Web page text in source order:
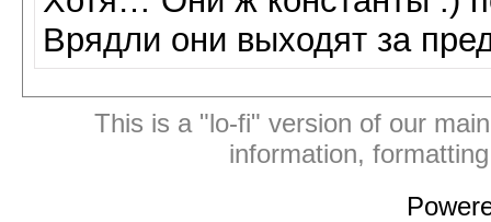
Врядли они выходят за
This is a "lo-fi" version of our
information,